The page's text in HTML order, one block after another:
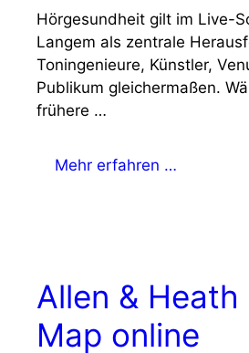
Hörgesundheit gilt im Live-
Langem als zentrale
Toningenieure, Künstler,
Publikum gleichermaßen.
frühere …
Mehr erfahren …
Allen & Heath
Map online